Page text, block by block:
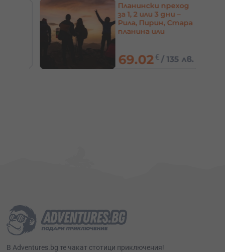
Планински преход
за 1, 2 или 3 дни –
Рила, Пирин, Стара
планина или
Родопи
69.02€/ 135 лв.
В Adventures.bg те чакат стотици приключения!